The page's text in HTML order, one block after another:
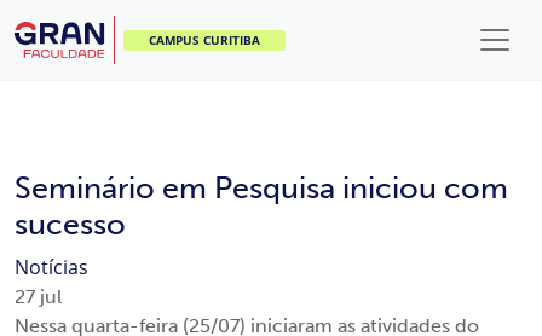
CAMPUS CURITIBA
Seminário em Pesquisa iniciou com
sucesso
Notícias
27 jul
Nessa quarta-feira (25/07) iniciaram as atividades do